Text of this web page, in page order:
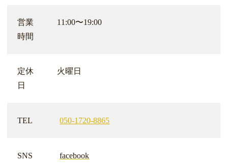
営業
時間
11:00〜19:00
定休
日
火曜日
TEL 050-1720-8865
SNS
facebook